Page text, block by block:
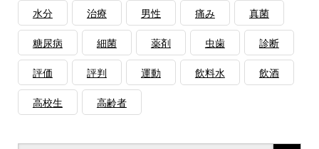
水分 治療 男性 痛み 真菌
糖尿病 細菌 薬剤 虫歯 診断
評価 評判 運動 飲料水 飲酒
高校生 高齢者